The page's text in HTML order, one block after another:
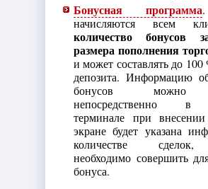
Бонусная программа
начисляются всем
количество бонусов
размера пополнения
и может составлять до
депозита. Информацию
бонусов можно
непосредственно в
терминале при
экране будет указана
количестве
необходимо совершить
бонуса.